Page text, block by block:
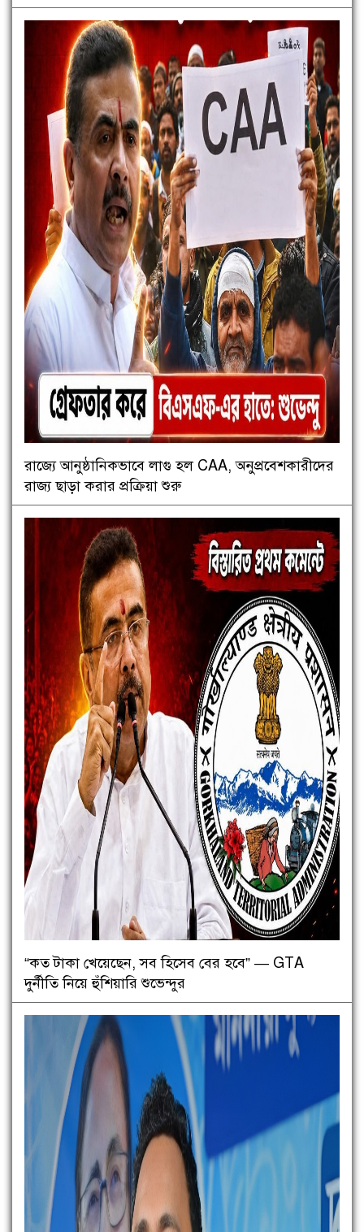
রাজ্যে আনুষ্ঠানিকভাবে লাগু হল CAA, অনুপ্রবেশকারীদের
রাজ্য ছাড়া করার প্রক্রিয়া শুরু
“কত টাকা খেয়েছেন, সব হিসেব বের হবে” — GTA
দুর্নীতি নিয়ে হুঁশিয়ারি শুভেন্দুর